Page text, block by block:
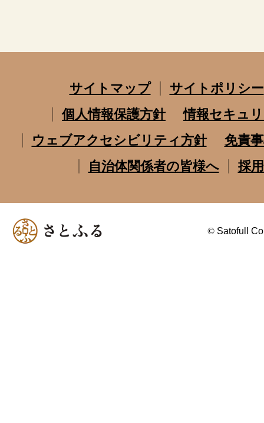
サイトマップ
サイトポリシー
個人情報保護方針
情報セキュ
ウェブアクセシビリティ方針
免責
自治体関係者の皆様へ
採
© Satofull